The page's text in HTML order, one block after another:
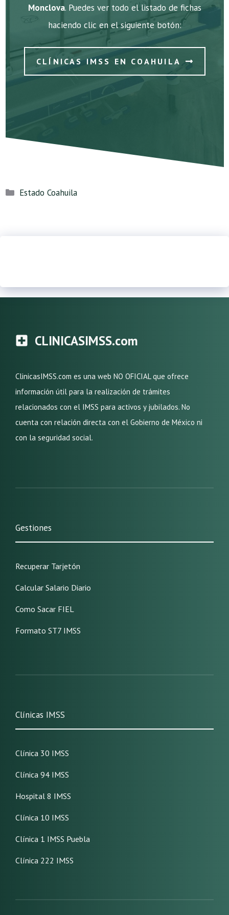
Monclova. Puedes ver todo el listado de fichas
haciendo clic en el siguiente botón:
CLÍNICAS IMSS EN COAHUILA
Categorías
Estado Coahuila
CLINICASIMSS.com
ClinicasIMSS.com es una web NO OFICIAL que ofrece
información útil para la realización de trámites
relacionados con el IMSS para activos y jubilados. No
cuenta con relación directa con el Gobierno de México ni
con la seguridad social.
Gestiones
Recuperar Tarjetón
Calcular Salario Diario
Como Sacar FIEL
Formato ST7 IMSS
Clínicas IMSS
Clínica 30 IMSS
Clínica 94 IMSS
Hospital 8 IMSS
Clínica 10 IMSS
Clínica 1 IMSS Puebla
Clínica 222 IMSS